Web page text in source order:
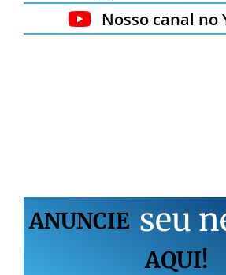
Nosso canal no
ANUNCIE seu n
AQUI!